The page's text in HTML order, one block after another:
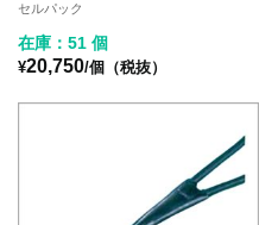
セルパック
在庫：51 個
¥20,750/個（税抜）